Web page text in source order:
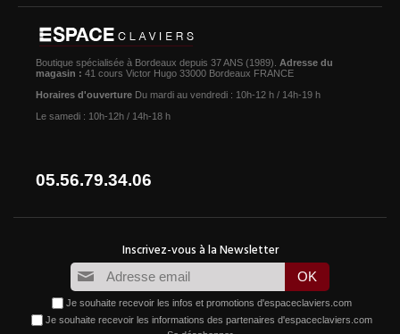
Boutique spécialisée à Bordeaux depuis 37 ANS (1989). Adresse du
magasin : 41 cours Victor Hugo 33000 Bordeaux FRANCE
Horaires d'ouverture Du mardi au vendredi : 10h-12 h / 14h-19 h
Le samedi : 10h-12h / 14h-18 h
05.56.79.34.06
Je souhaite recevoir les infos et promotions d'espaceclaviers.com
Je souhaite recevoir les informations des partenaires d'espaceclaviers.com